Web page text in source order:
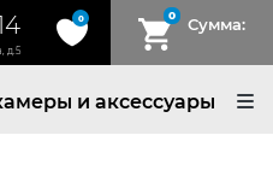
д.5
0 0 Сумма:
и аксессуары